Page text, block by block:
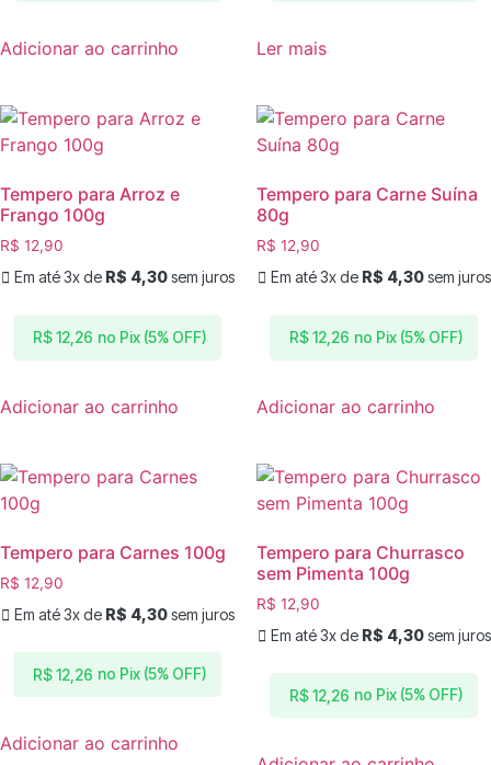
Adicionar ao carrinho Ler mais
Tempero para Arroz e
Frango 100g
R$ 12,90
R$12,26 no Pix (5% OFF)
Em até 3x de R$ 4,30sem juros
Adicionar ao carrinho
Tempero para Carne Suína
80g
R$ 12,90
R$12,26 no Pix (5% OFF)
Em até 3x de R$ 4,30sem juros
Adicionar ao carrinho
Tempero para Carnes 100g
R$ 12,90
R$12,26 no Pix (5% OFF)
Em até 3x de R$ 4,30sem juros
Adicionar ao carrinho
Tempero para Churrasco
sem Pimenta 100g
R$ 12,90
R$12,26 no Pix (5% OFF)
Em até 3x de R$ 4,30sem juros